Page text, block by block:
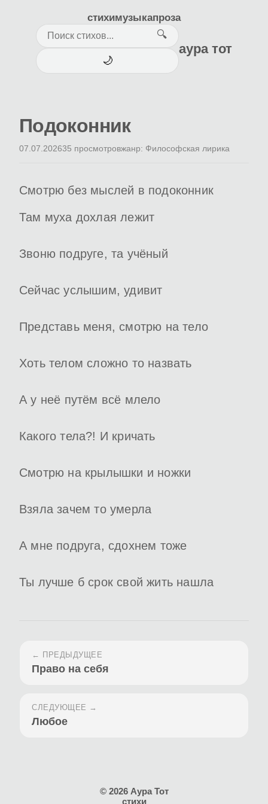
стихимузыкапроза
🔍
🌙
аура тот
Подоконник
07.07.202635 просмотровжанр: Философская лирика
Смотрю без мыслей в подоконник
Там муха дохлая лежит
Звоню подруге, та учёный
Сейчас услышим, удивит
Представь меня, смотрю на тело
Хоть телом сложно то назвать
А у неё путём всё млело
Какого тела?! И кричать
Смотрю на крылышки и ножки
Взяла зачем то умерла
А мне подруга, сдохнем тоже
Ты лучше б срок свой жить нашла
← ПРЕДЫДУЩЕЕ
Право на себя
СЛЕДУЮЩЕЕ →
Любое
© 2026 Аура Тот
стихи